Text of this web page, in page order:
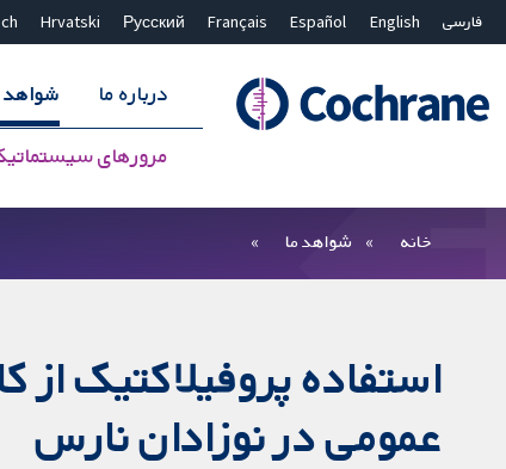
فارسی English
Español
Français
Русский
Hrvatski
درباره ما شواهد
مرورهای
بستن جستجو ✖
خانه شواهد ما
استفاده پروفیلاکتیک
عمومی در نوزادان نارس